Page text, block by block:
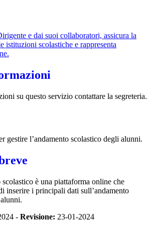
e dai suoi collaboratori, assicura la
istituzioni scolastiche e rappresenta
su questo servizio contattare la segreteria.
gestire l’andamento scolastico degli alunni.
è una piattaforma online che
inserire i principali dati sull’andamento
- Revisione: 23-01-2024